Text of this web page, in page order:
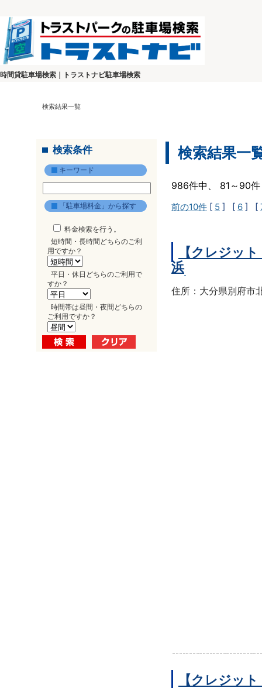
時間貸駐車場検索｜トラストナビ駐車場検索
検索結果一覧
検索条件
キーワード
「駐車場料金」から探す
料金検索を行う。
短時間・長時間どちらのご利
用ですか？
平日・休日どちらのご利用で
すか？
時間帯は昼間・夜間どちらの
ご利用ですか？
検索結果一
986件中、 81～90
前の10件 [ 5 ] [ 6 ] [
【クレジッ
浜
住所：大分県別府市
【クレジッ